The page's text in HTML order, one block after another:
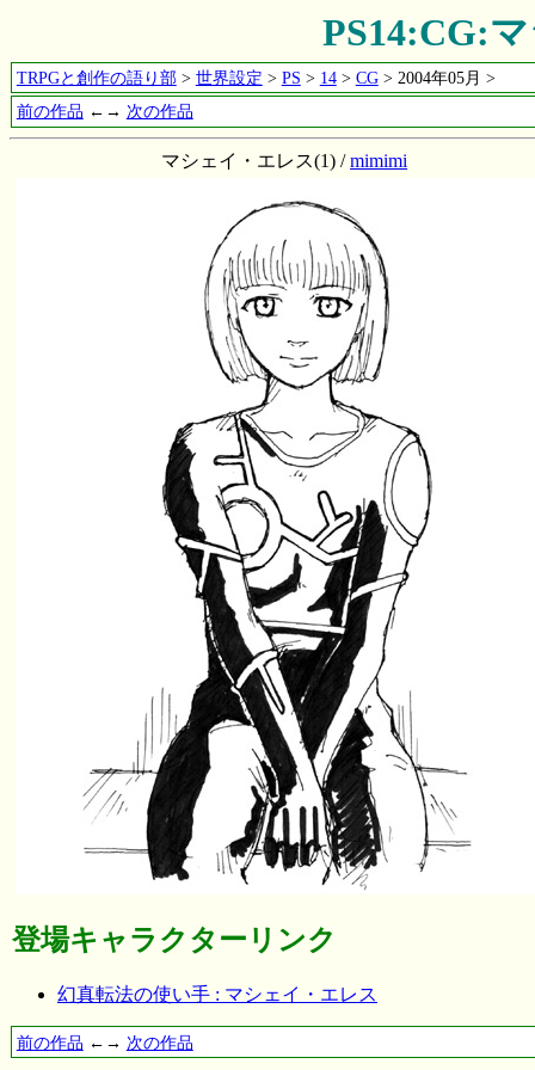
PS14:CG:
TRPGと創作の語り部> 世界設定 > PS > 14> CG> 2004年05月 >
前の作品 ←→ 次の作品
マシェイ・エレス(1) /mimimi
登場キャラクターリンク
幻真転法の使い手 : マシェイ・エレス
前の作品 ←→ 次の作品